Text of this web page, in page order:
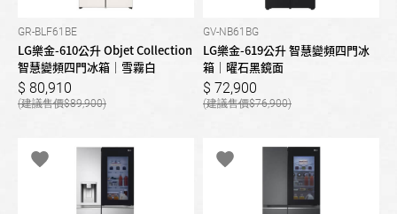
GR-BLF61BE
LG樂金-610公升 Objet Collection
智慧變頻四門冰箱｜雪霧白
80,910
89,900
GV-NB61BG
LG樂金-619公升 智慧變頻四門冰
箱｜曜石黑鏡面
72,900
76,900